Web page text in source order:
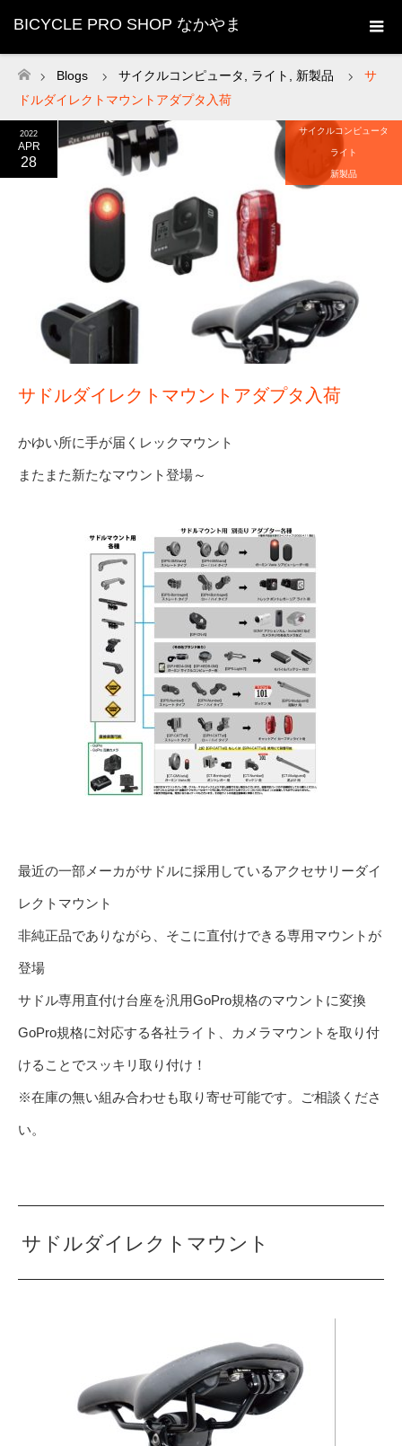
BICYCLE PRO SHOP なかやま
ホーム
Blogs サイクルコンピュータ ライト 新製品
サ
ドルダイレクトマウントアダプタ入荷
2022
APR
28
サイクルコンピュータ
ライト
新製品
サドルダイレクトマウントアダプタ入荷
かゆい所に手が届くレックマウント
またまた新たなマウント登場～
最近の一部メーカがサドルに採用しているアクセサリーダイ
レクトマウント
非純正品でありながら、そこに直付けできる専用マウントが
登場
サドル専用直付け台座を汎用GoPro規格のマウントに変換
GoPro規格に対応する各社ライト、カメラマウントを取り付
けることでスッキリ取り付け！
※在庫の無い組み合わせも取り寄せ可能です。ご相談くださ
い。
サドルダイレクトマウント